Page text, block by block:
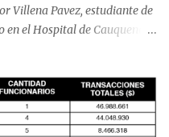
Villena Pavez, estudiante de
el Hospital de Cauquenes.
de su estado de salud, el
de urgencia al Hospital
la ambulancia partió hacia